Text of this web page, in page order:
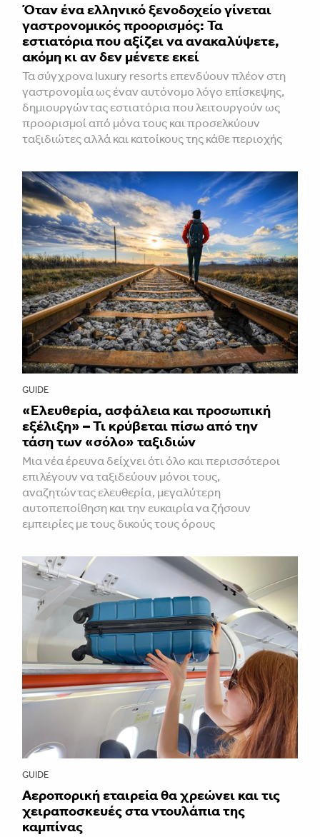
Όταν ένα ελληνικό ξενοδοχείο γίνεται
γαστρονομικός προορισμός: Τα
εστιατόρια που αξίζει να ανακαλύψετε,
ακόμη κι αν δεν μένετε εκεί
Τα σύγχρονα luxury resorts επενδύουν πλέον στη
γαστρονομία ως έναν αυτόνομο λόγο επίσκεψης,
δημιουργώντας εστιατόρια που λειτουργούν ως
προορισμοί από μόνα τους και προσελκύουν
ταξιδιώτες αλλά και κατοίκους της κάθε περιοχής
GUIDE
«Ελευθερία, ασφάλεια και προσωπική
εξέλιξη» – Τι κρύβεται πίσω από την
τάση των «σόλο» ταξιδιών
Μια νέα έρευνα δείχνει ότι όλο και περισσότεροι
επιλέγουν να ταξιδεύουν μόνοι τους,
αναζητώντας ελευθερία, μεγαλύτερη
αυτοπεποίθηση και την ευκαιρία να ζήσουν
εμπειρίες με τους δικούς τους όρους
GUIDE
Αεροπορική εταιρεία θα χρεώνει και τις
χειραποσκευές στα ντουλάπια της
καμπίνας